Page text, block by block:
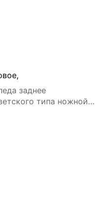
заднее
типа ножной